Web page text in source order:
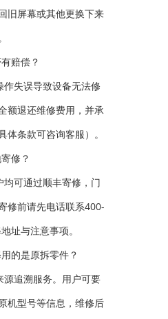
旧屏幕或其他更换下来
赔偿？
作失误导致设备无法修
额退还维修费用，并承
体条款可咨询客服）。
修？
可通过顺丰寄修，门
修前请先电话联系400-
址与注意事项。
的是原拆零件？
源追溯服务。用户可要
机型号等信息，维修后